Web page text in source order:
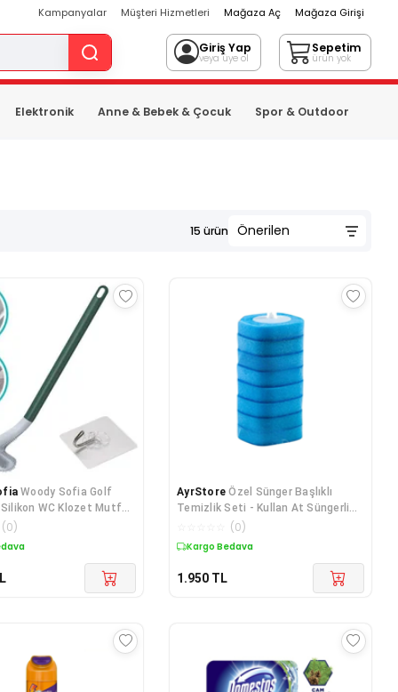
Kampanyalar Müşteri Hizmetleri Mağaza Aç Mağaza Girişi
Giriş Yap
veya üye ol
Sepetim
ürün yok
Elektronik Anne & Bebek & Çocuk Spor & Outdoor
15 ürün
Woody Sofia Golf
Silikon WC Klozet Mutfak
(0)
AyrStore Özel Sünger Başlıklı
Temizlik Seti - Kullan At Süngerli
Ve Deterjanlı Tuvalet Fırçası (Ye
(0)
Kargo Bedava
1.950 TL